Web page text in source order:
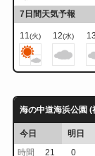
7日間天気予報
11(火) 12(水) 13
海の中道海浜公園
今日 明日
時間
21 0